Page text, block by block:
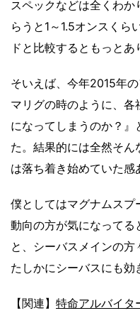
スペックなどは全くわ
らうと1～1.5オンスくら
ドと比較するともっとあ
そいえば、今年2015年
マリグの時のように、
になってしまうのか？
た。結果的には全然そ
は落ち着き始めていた感
僕としてはマグナムスプ
動向の方が気になってる
と、シーバスメインの方
たしかにシーバスにも効
【関連】 特命アルバイタ